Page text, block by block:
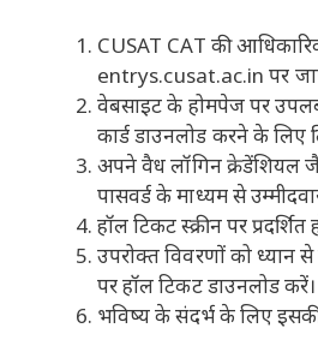
CUSAT CAT की
entrys.cusat.ac.in पर
वेबसाइट के होमपेज पर
कार्ड डाउनलोड करने के
अपने वैध लॉगिन
पासवर्ड के माध्यम से
हॉल टिकट स्क्रीन पर प्रदर्शित
उपरोक्त विवरणों को
पर हॉल टिकट डाउनलोड करें।
भविष्य के संदर्भ के लिए इसकी